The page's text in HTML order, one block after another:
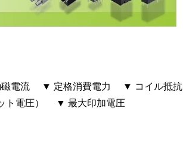
電流 ▼ 定格消費電力
▼ コイル抵抗
電圧） ▼ 最大印加電圧